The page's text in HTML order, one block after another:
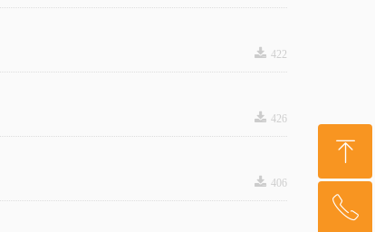
끂 422
끂 426
끂 406
ꁸ
回到顶部
ꂅ